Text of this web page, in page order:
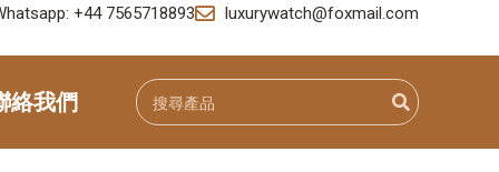
+44 7565718893 luxurywatch@foxmail.com
絡我們
Search
for: